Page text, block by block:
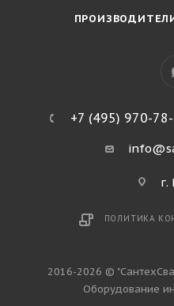
+7 (495) 970-
ПОЛИТИКА
2016-2026 ©
Оборудование